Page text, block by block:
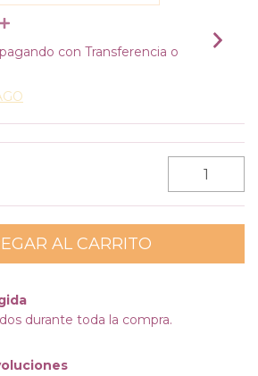
pagando con Transferencia o
durante toda la compra.